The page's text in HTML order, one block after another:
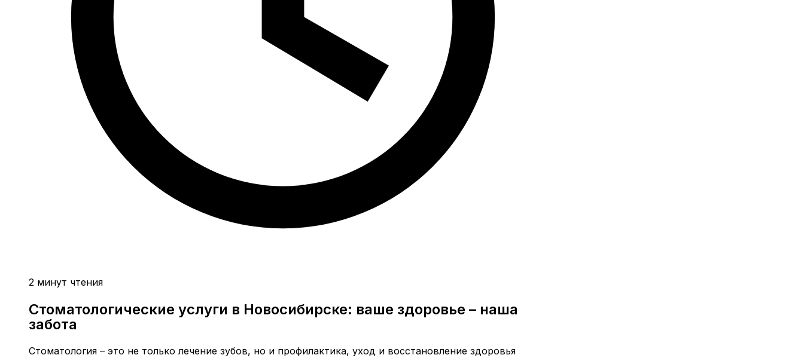
2 минут чтения
Стоматологические услуги в Новосибирске: ваше здоровье – наша
забота
Стоматология – это не только лечение зубов, но и профилактика, уход и восстановление здоровья